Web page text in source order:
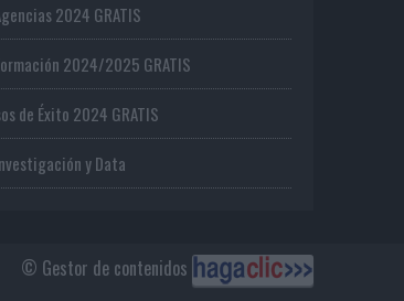
2024 GRATIS
2024/2025 GRATIS
de Éxito 2024 GRATIS
y Data
© Gestor de contenidos